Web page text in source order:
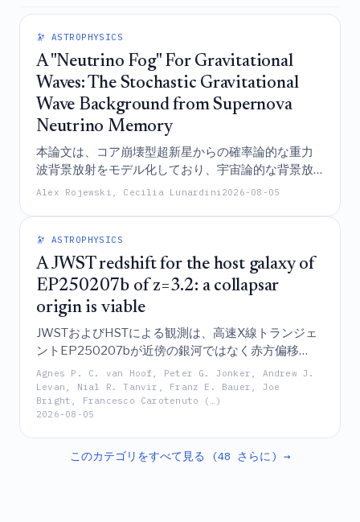
🔭 ASTROPHYSICS
A "Neutrino Fog" For Gravitational
Waves: The Stochastic Gravitational
Wave Background from Supernova
Neutrino Memory
本論文は、コア崩壊型超新星からの確率論的な重力
波背景放射をモデル化しており、宇宙論的な背景放
射に匹敵し、将来の宇宙空間設置型検出器の探索に
波信号を特定している。
Alex Rojewski, Cecilia Lunardini2026-08-05
🔭 ASTROPHYSICS
A JWST redshift for the host galaxy of
EP250207b of z=3.2: a collapsar
origin is viable
JWSTおよびHSTによる観測は、高速X線トランジェ
ントEP250207bが近傍の銀河ではなく赤方偏移
z=3.2の銀河に宿っていることを明らかにしており、
これは高エネルギーのオンアキシス・ガンマ線バー
スト・アフターグローであることを示唆している
が、利用可能なデータではコラプサー起源か連星中
性子星合体起源かを区別することはできない。
Agnes P. C. van Hoof, Peter G. Jonker, Andrew J.
Levan, Nial R. Tanvir, Franz E. Bauer, Joe
Bright, Francesco Carotenuto (…)
2026-08-05
このカテゴリをすべて見る (48 さらに) →